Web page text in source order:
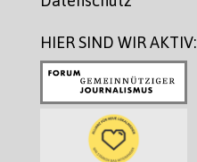
HIER SIND WIR AKTIV: